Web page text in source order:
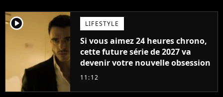
player2 LIFESTYLE
Si vous aimez 24 heures chrono,
cette future série de 2027 va
devenir votre nouvelle obsession
11:12